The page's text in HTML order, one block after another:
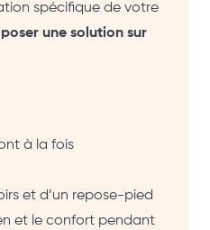
spécifique de votre
une solution sur
à la fois
et d’un repose-pied
et le confort pendant